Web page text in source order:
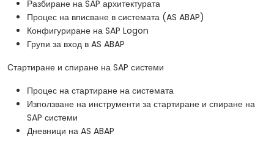
Разбиране на SAP архитектурата
Процес на вписване в системата (AS ABAP)
Конфигуриране на SAP Logon
Групи за вход в AS ABAP
Стартиране и спиране на SAP системи
Процес на стартиране на системата
Използване на инструменти за стартиране и спиране на
SAP системи
Дневници на AS ABAP